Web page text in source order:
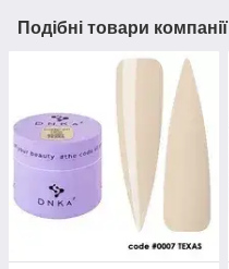
Подібні товари компанії